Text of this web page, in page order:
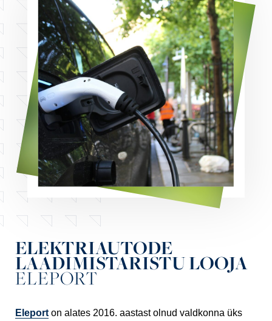
ELEKTRIAUTODE
LAADIMISTARISTU LOOJA
ELEPORT
Eleport on alates 2016. aastast olnud valdkonna üks